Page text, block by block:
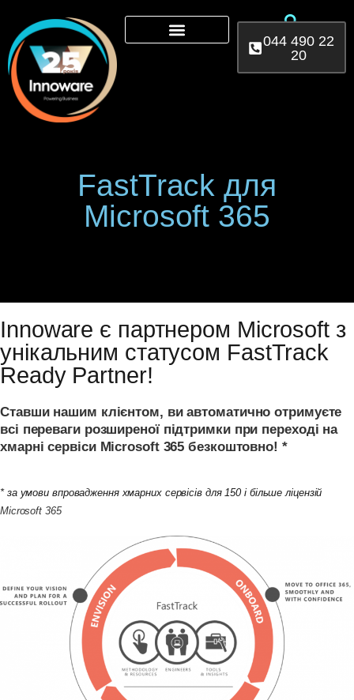
044 490 22
20
FastTrack для
Microsoft 365
Innoware є партнером Microsoft з
унікальним статусом FastTrack
Ready Partner!
Cтавши нашим клієнтом, ви автоматично отримуєте
всі переваги розширеної підтримки при переході на
хмарні сервіси Microsoft 365 безкоштовно! *
* за умови впровадження хмарних сервісів для 150 і більше ліцензій
Microsoft 365